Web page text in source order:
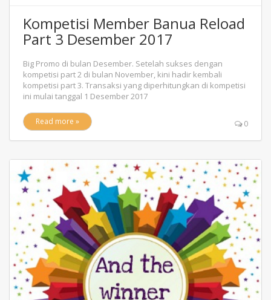
Kompetisi Member Banua Reload
Part 3 Desember 2017
Big Promo di bulan Desember. Setelah sukses dengan
kompetisi part 2 di bulan November, kini hadir kembali
kompetisi part 3. Transaksi yang diperhitungkan di kompetisi
ini mulai tanggal 1 Desember 2017
Read more » 0